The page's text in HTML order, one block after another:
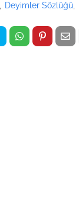
Deyimler Sözlüğü